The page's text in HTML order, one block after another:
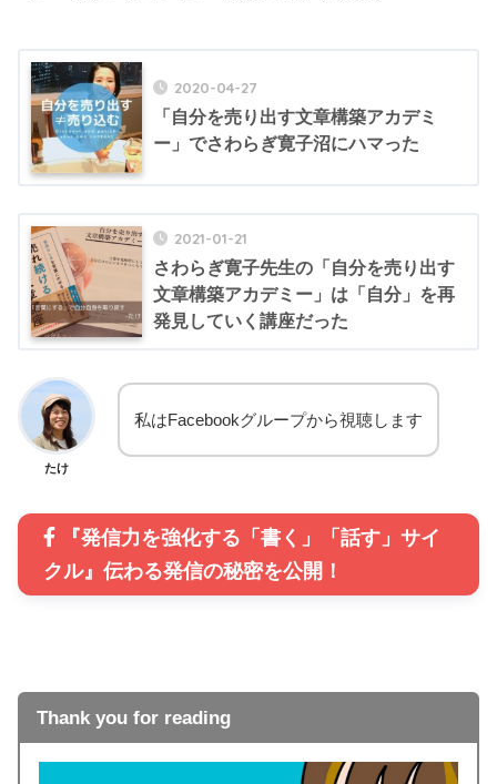
2020-04-27
「自分を売り出す文章構築アカデミ
ー」でさわらぎ寛子沼にハマった
2021-01-21
さわらぎ寛子先生の「自分を売り出す
文章構築アカデミー」は「自分」を再
発見していく講座だった
たけ
私はFacebookグループから視聴します
『発信力を強化する「書く」「話す」サイ
クル』伝わる発信の秘密を公開！
Thank you for reading